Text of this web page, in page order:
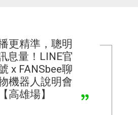
更精準，聰明
息量！LINE官
x FANSbee聊
機器人說明會
【高雄場】